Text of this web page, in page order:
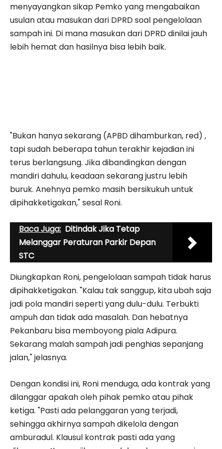
menyayangkan sikap Pemko yang mengabaikan
usulan atau masukan dari DPRD soal pengelolaan
sampah ini. Di mana masukan dari DPRD dinilai jauh
lebih hemat dan hasilnya bisa lebih baik.
"Bukan hanya sekarang (APBD dihamburkan, red) ,
tapi sudah beberapa tahun terakhir kejadian ini
terus berlangsung. Jika dibandingkan dengan
mandiri dahulu, keadaan sekarang justru lebih
buruk. Anehnya pemko masih bersikukuh untuk
dipihakketigakan," sesal Roni.
Baca Juga: Ditindak Jika Tetap
Melanggar Peraturan Parkir Depan
STC
Diungkapkan Roni, pengelolaan sampah tidak harus
dipihakketigakan. "Kalau tak sanggup, kita ubah saja
jadi pola mandiri seperti yang dulu-dulu. Terbukti
ampuh dan tidak ada masalah. Dan hebatnya
Pekanbaru bisa memboyong piala Adipura.
Sekarang malah sampah jadi penghias sepanjang
jalan," jelasnya.
Dengan kondisi ini, Roni menduga, ada kontrak yang
dilanggar apakah oleh pihak pemko atau pihak
ketiga. "Pasti ada pelanggaran yang terjadi,
sehingga akhirnya sampah dikelola dengan
amburadul. Klausul kontrak pasti ada yang